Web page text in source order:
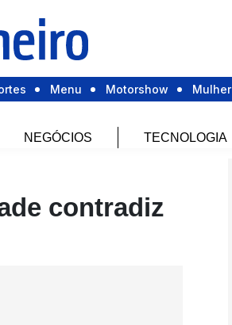
Menu Motorshow Mulher
NEGÓCIOS TECNOLOGIA
contradiz